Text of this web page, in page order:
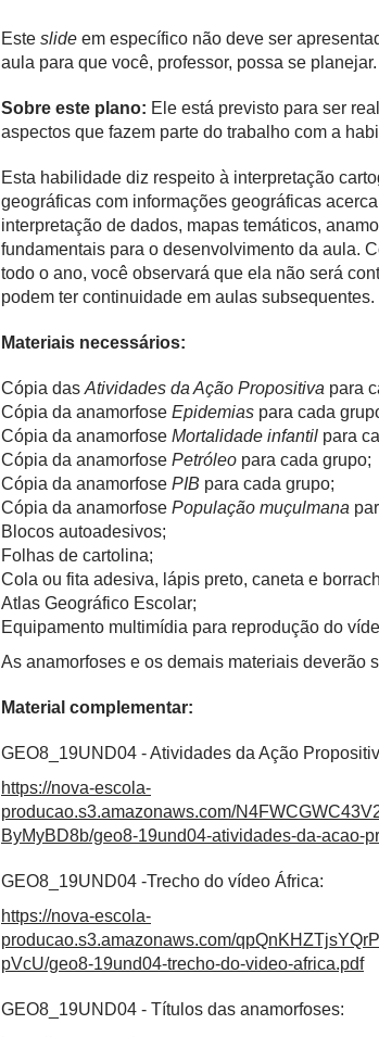
Este slide em específico não deve ser
aula para que você, professor, possa se planejar.
Sobre este plano: Ele está previsto para ser
aspectos que fazem parte do trabalho com a
Esta habilidade diz respeito à interpretação
geográficas com informações geográficas
interpretação de dados, mapas temáticos,
fundamentais para o desenvolvimento da aula.
todo o ano, você observará que ela não será
podem ter continuidade em aulas subsequentes.
Materiais necessários:
Cópia das Atividades da Ação Propositiva para
Cópia da anamorfose Epidemias para cada
Cópia da anamorfose Mortalidade infantil para
Cópia da anamorfose Petróleo para cada grupo;
Cópia da anamorfose PIB para cada grupo;
Cópia da anamorfose População muçulmana
Blocos autoadesivos;
Folhas de cartolina;
Cola ou fita adesiva, lápis preto, caneta e
Atlas Geográfico Escolar;
Equipamento multimídia para reprodução do
As anamorfoses e os demais materiais deverão
Material complementar:
GEO8_19UND04 - Atividades da Ação
https://nova-escola-
producao.s3.amazonaws.com/
ByMyBD8b/geo8-19und04-atividades-da-acao-
GEO8_19UND04 -Trecho do vídeo África:
https://nova-escola-
producao.s3.amazonaws.com/
pVcU/geo8-19und04-trecho-do-video-africa.pdf
GEO8_19UND04 - Títulos das anamorfoses: